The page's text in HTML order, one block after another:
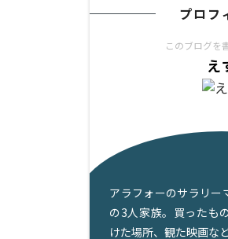
プロフ
このブログを
え
アラフォーのサラリー
の3人家族。買ったも
けた場所、観た映画な